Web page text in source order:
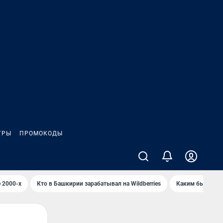
ПРОМОКОДЫ
2000-х Кто в Башкирии зарабатывал на Wildberries Каким было